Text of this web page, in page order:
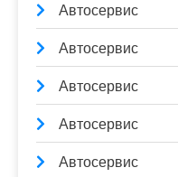
Автосервис
Автосервис
Автосервис
Автосервис
Автосервис